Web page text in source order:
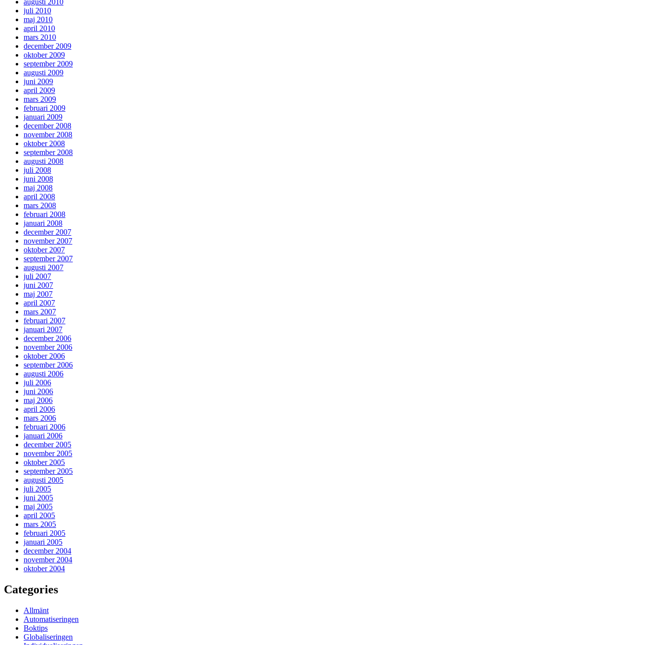
augusti 2010
juli 2010
maj 2010
april 2010
mars 2010
december 2009
oktober 2009
september 2009
augusti 2009
juni 2009
april 2009
mars 2009
februari 2009
januari 2009
december 2008
november 2008
oktober 2008
september 2008
augusti 2008
juli 2008
juni 2008
maj 2008
april 2008
mars 2008
februari 2008
januari 2008
december 2007
november 2007
oktober 2007
september 2007
augusti 2007
juli 2007
juni 2007
maj 2007
april 2007
mars 2007
februari 2007
januari 2007
december 2006
november 2006
oktober 2006
september 2006
augusti 2006
juli 2006
juni 2006
maj 2006
april 2006
mars 2006
februari 2006
januari 2006
december 2005
november 2005
oktober 2005
september 2005
augusti 2005
juli 2005
juni 2005
maj 2005
april 2005
mars 2005
februari 2005
januari 2005
december 2004
november 2004
oktober 2004
Categories
Allmänt
Automatiseringen
Boktips
Globaliseringen